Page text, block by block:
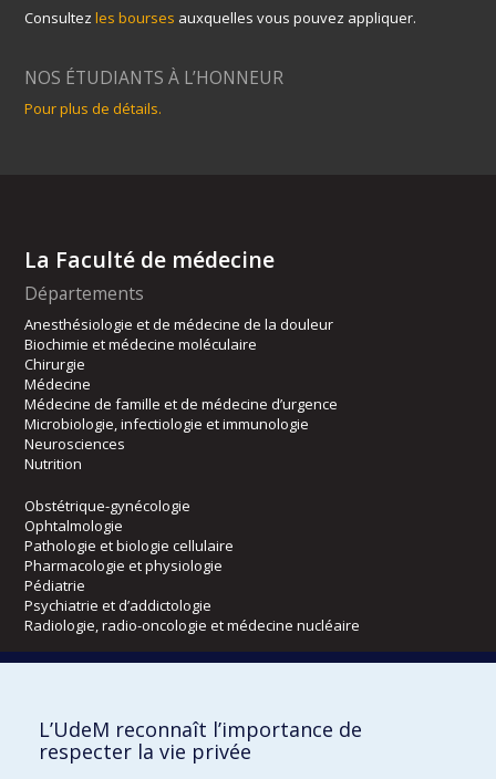
Consultezles bourses auxquelles vous pouvez appliquer.
NOS ÉTUDIANTS À L’HONNEUR
Pour plus de détails.
La Faculté de médecine
Départements
Anesthésiologie et de médecine de la douleur
Biochimie et médecine moléculaire
Chirurgie
Médecine
Médecine de famille et de médecine d’urgence
Microbiologie, infectiologie et immunologie
Neurosciences
Nutrition
Obstétrique-gynécologie
Ophtalmologie
Pathologie et biologie cellulaire
Pharmacologie et physiologie
Pédiatrie
Psychiatrie et d’addictologie
Radiologie, radio-oncologie et médecine nucléaire
Kinésiologie et des sciences de l’activité physique
Orthophonie et audiologie
L’UdeM reconnaît l’importance de
respecter la vie privée